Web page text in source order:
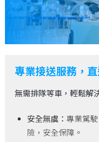
專業接送服務，
無需排隊等車，輕鬆解
安全無虞： 專業駕
險，安全保障。